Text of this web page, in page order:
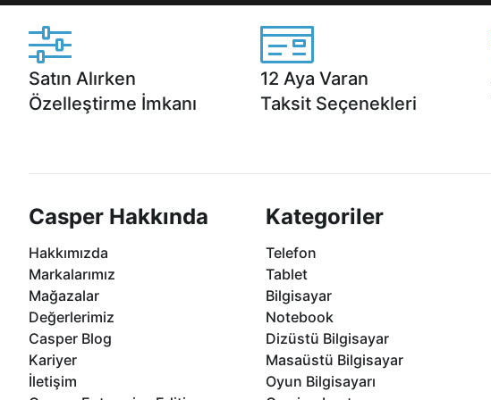
Satın Alırken
Özelleştirme İmkanı
12 Aya Varan
Taksit Seçenekleri
Casper Hakkında
Hakkımızda
Markalarımız
Mağazalar
Değerlerimiz
Casper Blog
Kariyer
İletişim
Kategoriler
Telefon
Tablet
Bilgisayar
Notebook
Dizüstü Bilgisayar
Masaüstü Bilgisayar
Oyun Bilgisayarı